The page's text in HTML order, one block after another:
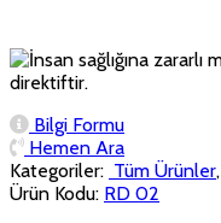
Bilgi Formu
Hemen Ara
Kategoriler: ‏‏‏‏‏‏‏‏ Tüm Ürünler,
Ürün Kodu: RD 02